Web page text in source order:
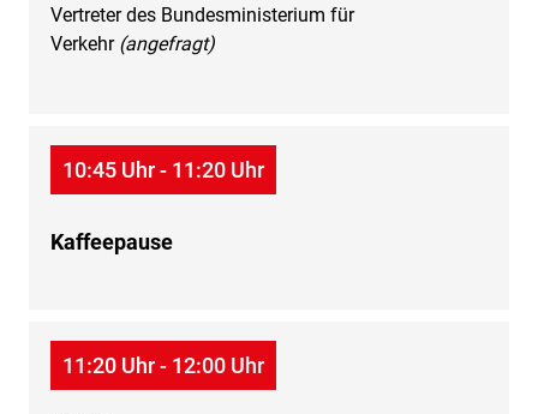
Vertreter des Bundesministerium für
Verkehr(angefragt)
10:45 Uhr - 11:20 Uhr
Kaffeepause
11:20 Uhr - 12:00 Uhr